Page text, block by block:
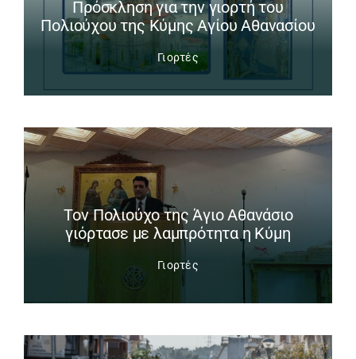
Πρόσκληση για την γιορτή του
Πολιούχου της Κύμης Αγίου Αθανασίου
Γιορτές
Tον Πολιούχο της Άγιο Αθανάσιο
γιόρτασε με λαμπρότητα η Κύμη
Γιορτές